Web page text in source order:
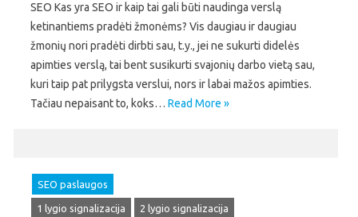
SEO Kas yra SEO ir kaip tai gali būti naudinga verslą
ketinantiems pradėti žmonėms? Vis daugiau ir daugiau
žmonių nori pradėti dirbti sau, t.y., jei ne sukurti didelės
apimties verslą, tai bent susikurti svajonių darbo vietą sau,
kuri taip pat prilygsta verslui, nors ir labai mažos apimties.
Tačiau nepaisant to, koks… Read More »
SEO paslaugos
1 lygio signalizacija
2 lygio signalizacija